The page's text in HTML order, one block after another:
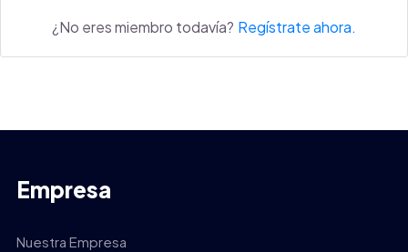
¿No eres miembro todavía? Regístrate ahora.
Empresa
Nuestra Empresa